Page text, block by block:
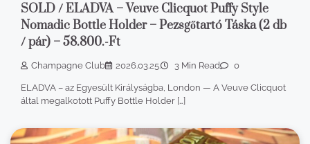
SOLD / ELADVA – Veuve Clicquot Puffy Style
Nomadic Bottle Holder – Pezsgőtartó Táska (2 db
/ pár) – 58.800.-Ft
Champagne Club 2026.03.25. 3 Min Read 0
ELADVA – az Egyesült Királyságba, London — A Veuve Clicquot
által megalkotott Puffy Bottle Holder […]